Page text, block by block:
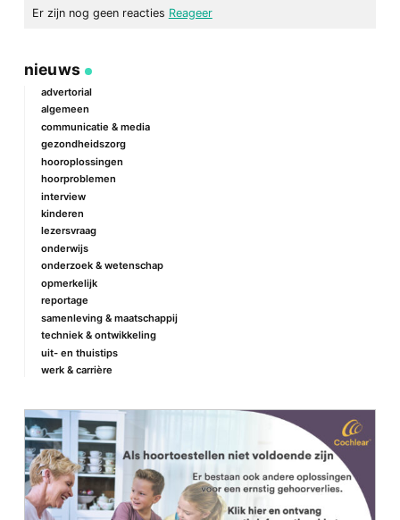
Er zijn nog geen reacties Reageer
Je e-mailadres wordt niet gepubliceerd.
gemarkeerd met
*
Naam*
E-mail*
nieuws
advertorial
algemeen
communicatie & media
gezondheidszorg
hooroplossingen
hoorproblemen
interview
kinderen
lezersvraag
onderwijs
onderzoek & wetenschap
opmerkelijk
reportage
samenleving & maatschappij
techniek & ontwikkeling
uit- en thuistips
werk & carrière